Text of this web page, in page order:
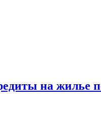
на жилье